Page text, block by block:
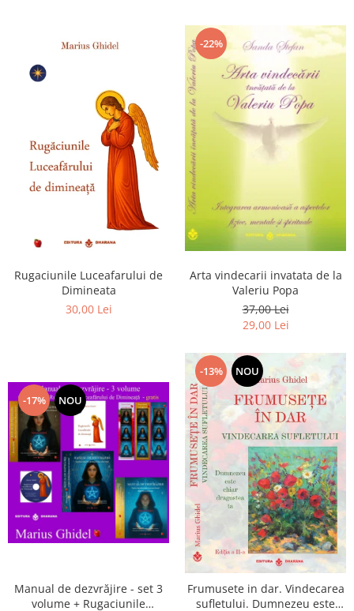
Rugaciunile Luceafarului de
Dimineata
30,00 Lei
-22%
Arta vindecarii invatata de la
Valeriu Popa
37,00 Lei
29,00 Lei
-17% NOU
Manual de dezvrăjire - set 3
volume + Rugaciunile
-13% NOU
Frumusete in dar. Vindecarea
sufletului. Dumnezeu este